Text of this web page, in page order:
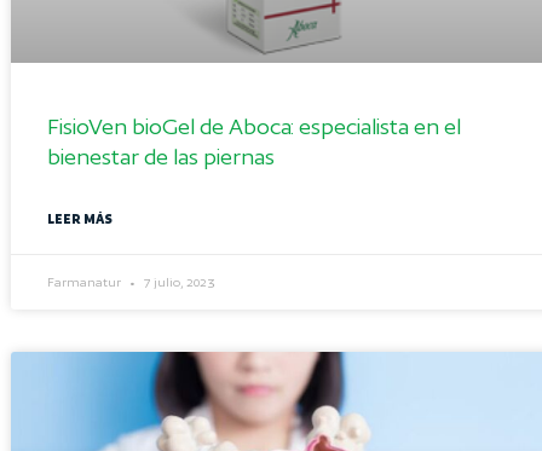
FisioVen bioGel de Aboca: especialista en el
bienestar de las piernas
LEER MÁS
Farmanatur 7 julio, 2023